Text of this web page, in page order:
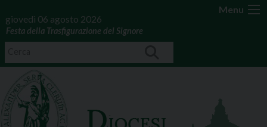
Menu
giovedì 06 agosto 2026
Festa della Trasfigurazione del Signore